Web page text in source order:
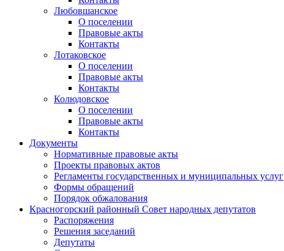
Любовшанское
О поселении
Правовые акты
Контакты
Лотаковское
О поселении
Правовые акты
Контакты
Колюдовское
О поселении
Правовые акты
Контакты
Документы
Нормативные правовые акты
Проекты правовых актов
Регламенты государственных и муниципальных услуг
Формы обращений
Порядок обжалования
Красногорский районный Совет народных депутатов
Распоряжения
Решения заседаний
Депутаты